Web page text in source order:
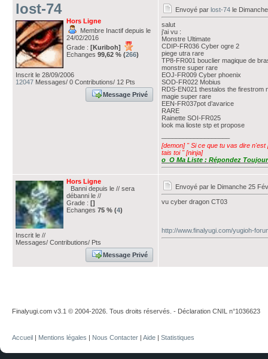
lost-74
Hors Ligne
Membre Inactif depuis le
24/02/2016
Grade : [Kuriboh]
Echanges 99,62 % (266)
Inscrit le 28/09/2006
12047 Messages/ 0 Contributions/ 12 Pts
Message Privé
Envoyé par lost-74 le
salut
j'ai vu :
Monstre Ultimate
CDIP-FR036 Cyber ogre 2
piege utra rare
TP8-FR001 bouclier magique de
monstre super rare
EOJ-FR009 Cyber phoenix
SOD-FR022 Mobius
RDS-EN021 thestalos the firestrom
magie super rare
EEN-FR037pot d’avarice
RARE
Rainette SOI-FR025
look ma lioste stp et propose
[demon] " Si ce que tu vas dire
tais toi " [ninja]
o_O Ma Liste : Répondez
Hors Ligne
Banni depuis le // sera
débanni le //
Grade : []
Echanges 75 % (4)
Inscrit le //
Messages/ Contributions/ Pts
Message Privé
Envoyé par le Dimanche 25
vu cyber dragon CT03
http://www.finalyugi.com/yugioh-
Finalyugi.com v3.1 © 2004-2026. Tous droits réservés. - Déclaration CNIL n°1036623
Accueil | Mentions légales | Nous Contacter | Aide | Statistiques